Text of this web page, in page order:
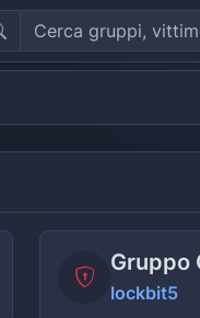
Gruppo
lockbit5